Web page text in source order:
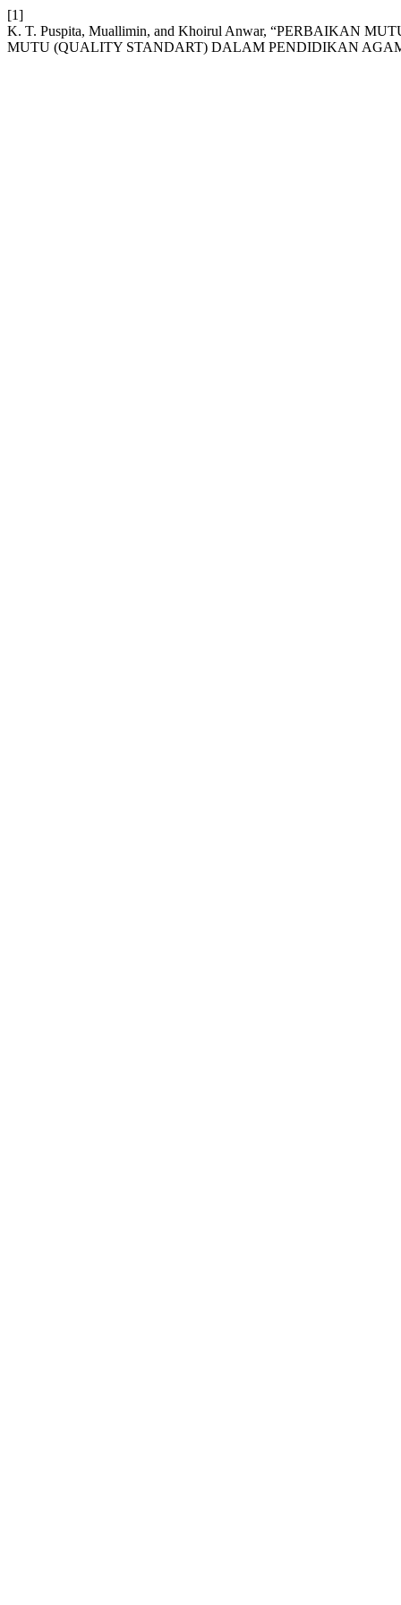
[1]
K. T. Puspita, Muallimin, and Khoirul Anwar, “PERBAIKAN
MUTU (QUALITY STANDART) DALAM PENDIDIKAN